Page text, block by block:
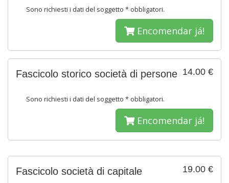
Sono richiesti i dati del soggetto * obbligatori.
Encomendar já!
14.00 €
Fascicolo storico società di persone
Sono richiesti i dati del soggetto * obbligatori.
Encomendar já!
19.00 €
Fascicolo società di capitale